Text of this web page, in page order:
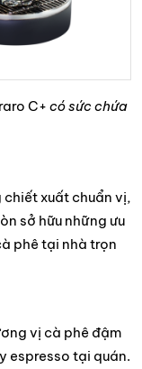
C+ có sức chứa
xuất chuẩn vị,
sở hữu những ưu
phê tại nhà trọn
vị cà phê đậm
espresso tại quán.